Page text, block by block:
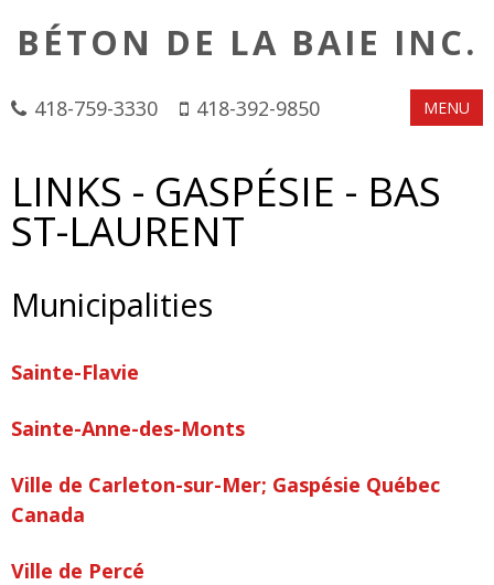
BÉTON DE LA BAIE INC.
418-759-3330 418-392-9850 MENU
LINKS - GASPÉSIE - BAS
ST-LAURENT
Municipalities
Sainte-Flavie
Sainte-Anne-des-Monts
Ville de Carleton-sur-Mer; Gaspésie Québec
Canada
Ville de Percé